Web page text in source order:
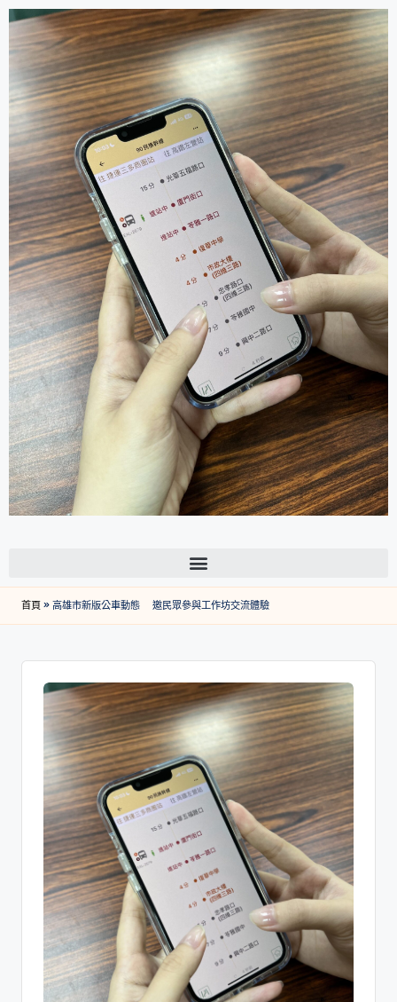
首頁»高雄市新版公車動態 邀民眾參與工作坊交流體驗